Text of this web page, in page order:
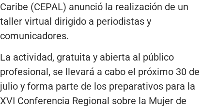
Caribe (CEPAL) anunció la realización de un
taller virtual dirigido a periodistas y
comunicadores.
La actividad, gratuita y abierta al público
profesional, se llevará a cabo el próximo 30 de
julio y forma parte de los preparativos para la
XVI Conferencia Regional sobre la Mujer de